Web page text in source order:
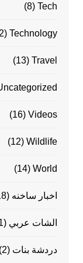
Tech
(8)
Technology
(12)
Travel
(13)
Videos
(16)
Wildlife
(12)
World
(14)
اخبار ساخنه (18)
الشات عربي (1)
دردشة بنات (2)